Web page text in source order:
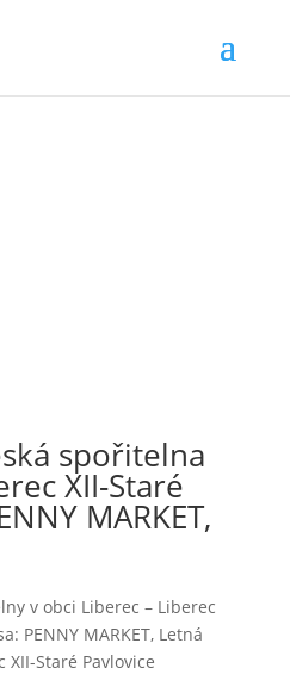
spořitelna
XII-Staré
MARKET,
v obci Liberec – Liberec
PENNY MARKET, Letná
XII-Staré Pavlovice